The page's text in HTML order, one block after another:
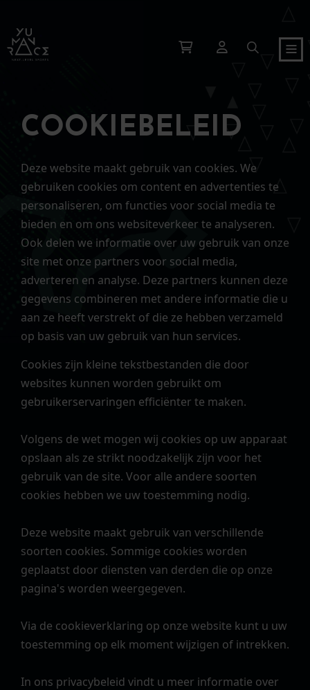
COOKIEBELEID
Deze website maakt gebruik van cookies. We
gebruiken cookies om content en advertenties te
personaliseren, om functies voor social media te
bieden en om ons websiteverkeer te analyseren.
Ook delen we informatie over uw gebruik van onze
site met onze partners voor social media,
adverteren en analyse. Deze partners kunnen deze
gegevens combineren met andere informatie die u
aan ze heeft verstrekt of die ze hebben verzameld
op basis van uw gebruik van hun services.
Cookies zijn kleine tekstbestanden die door
websites kunnen worden gebruikt om
gebruikerservaringen efficiënter te maken.
Volgens de wet mogen wij cookies op uw apparaat
opslaan als ze strikt noodzakelijk zijn voor het
gebruik van de site. Voor alle andere soorten
cookies hebben we uw toestemming nodig.
Deze website maakt gebruik van verschillende
soorten cookies. Sommige cookies worden
geplaatst door diensten van derden die op onze
pagina's worden weergegeven.
Via de cookieverklaring op onze website kunt u uw
toestemming op elk moment wijzigen of intrekken.
In ons privacybeleid vindt u meer informatie over